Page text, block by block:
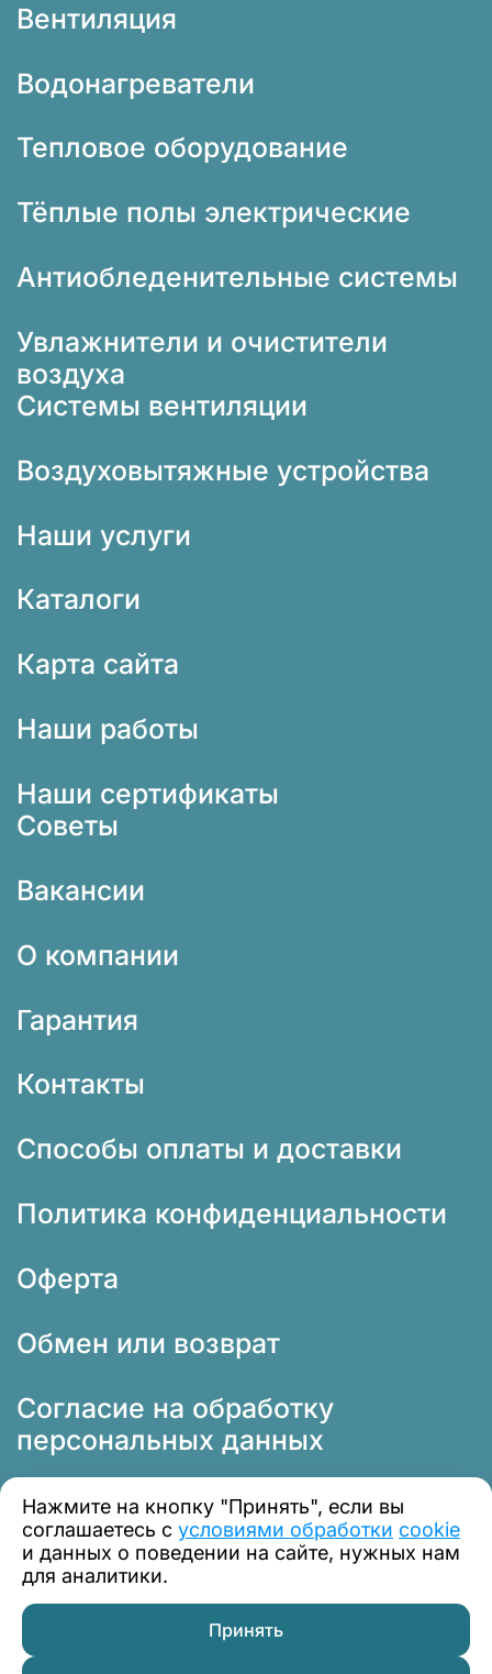
Вентиляция
Водонагреватели
Тепловое оборудование
Тёплые полы электрические
Антиобледенительные системы
Увлажнители и очистители
воздуха
Системы вентиляции
Воздуховытяжные устройства
Наши услуги
Каталоги
Карта сайта
Наши работы
Наши сертификаты
Советы
Вакансии
О компании
Гарантия
Контакты
Способы оплаты и доставки
Политика конфиденциальности
Оферта
Обмен или возврат
Согласие на обработку
персональных данных
© 2012 — 2026 Профклимат
Нажмите на кнопку "Принять", если вы
соглашаетесь с условиями обработки cookie
и данных о поведении на сайте, нужных нам
для аналитики.
Принять